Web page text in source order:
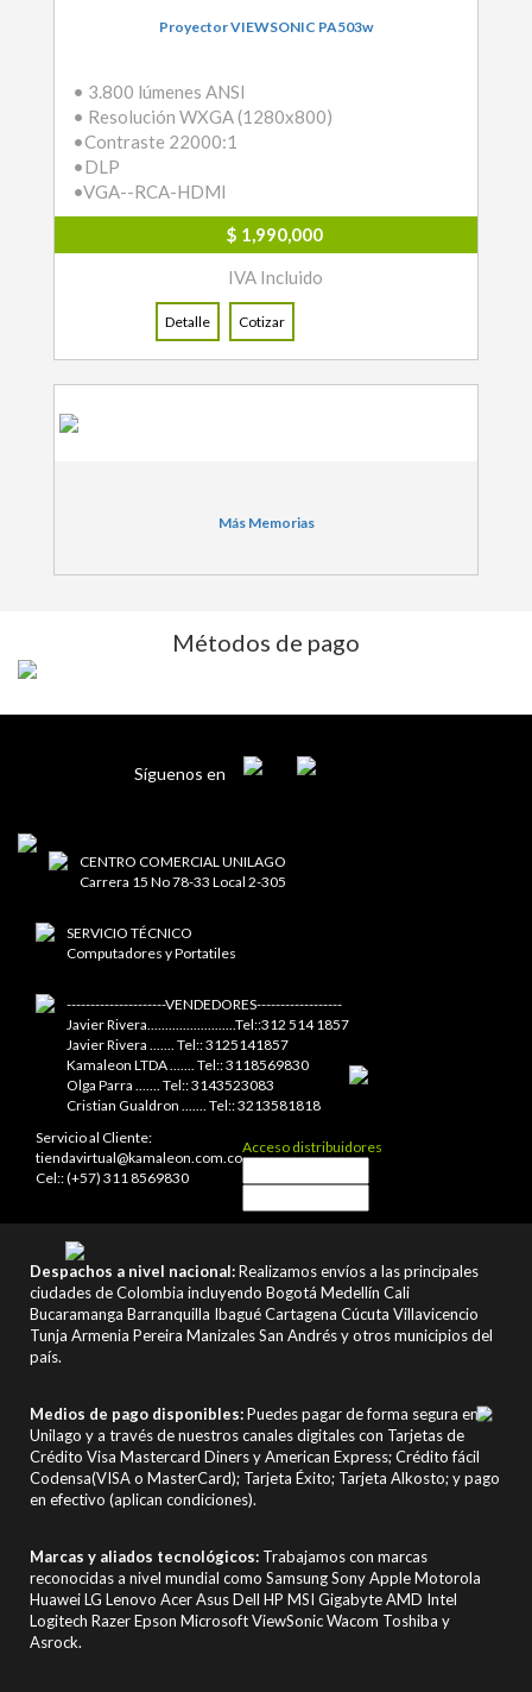
Proyector VIEWSONIC PA503w
• 3.800 lúmenes ANSI
• Resolución WXGA (1280x800)
•Contraste 22000:1
•DLP
•VGA--RCA-HDMI
$ 1,990,000
IVA Incluido
Detalle Cotizar
Más Memorias
Métodos de pago
Síguenos en
CENTRO COMERCIAL UNILAGO
Carrera 15 No 78-33 Local 2-305
SERVICIO TÉCNICO
Computadores y Portatiles
---------------------VENDEDORES------------------
Javier Rivera.........................Tel::312 514 1857
Javier Rivera ....... Tel:: 3125141857
Kamaleon LTDA ....... Tel:: 3118569830
Olga Parra ....... Tel:: 3143523083
Cristian Gualdron ....... Tel:: 3213581818
Servicio al Cliente:
tiendavirtual@kamaleon.com.co
Cel:: (+57) 311 8569830
Acceso distribuidores
Despachos a nivel nacional:Realizamos envíos a las principales
ciudades de Colombia incluyendo Bogotá Medellín Cali
Bucaramanga Barranquilla Ibagué Cartagena Cúcuta Villavicencio
Tunja Armenia Pereira Manizales San Andrés y otros municipios del
país.
Medios de pago disponibles:Puedes pagar de forma segura en
Unilago y a través de nuestros canales digitales con Tarjetas de
Crédito Visa Mastercard Diners y American Express; Crédito fácil
Codensa(VISA o MasterCard); Tarjeta Éxito; Tarjeta Alkosto; y pago
en efectivo (aplican condiciones).
Marcas y aliados tecnológicos: Trabajamos con marcas
reconocidas a nivel mundial como Samsung Sony Apple Motorola
Huawei LG Lenovo Acer Asus Dell HP MSI Gigabyte AMD Intel
Logitech Razer Epson Microsoft ViewSonic Wacom Toshiba y
Asrock.